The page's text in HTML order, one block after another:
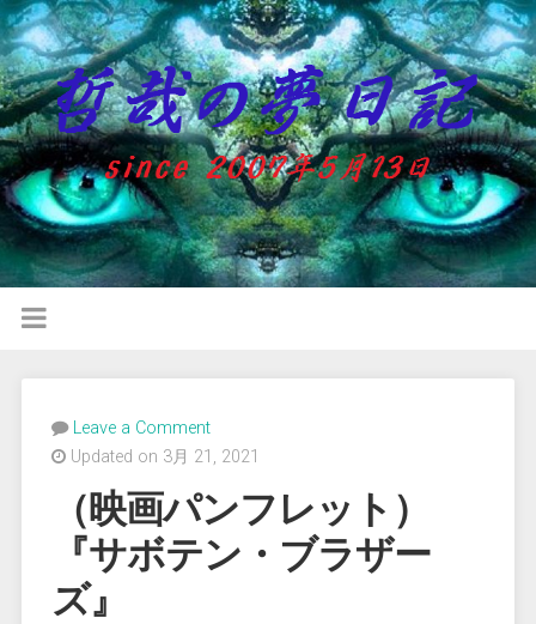
Leave a Comment
Updated on 3月 21, 2021
（映画パンフレット）
『サボテン・ブラザー
ズ』